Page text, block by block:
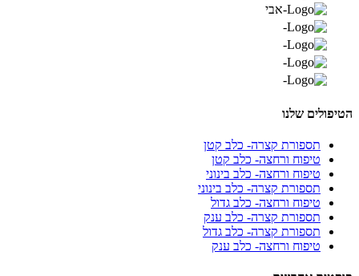
שלנו
תספורת קצרה- כלב קטן
טיפוח ורחצה- כלב קטן
טיפוח ורחצה- כלב בינוני
תספורת קצרה- כלב בינוני
טיפוח ורחצה- כלב גדול
תספורת קצרה- כלב ענק
תספורת קצרה- כלב גדול
טיפוח ורחצה- כלב ענק